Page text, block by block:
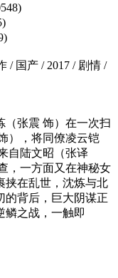
产 / 2017 / 剧情 /
张震 饰）在一次扫
），将同僚凌云铠
自陆文昭（张译
，一方面又在神秘女
挟在乱世，沈炼与北
的背后，巨大阴谋正
鳞之战，一触即